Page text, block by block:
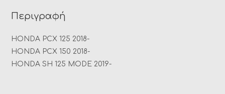
Περιγραφή
HONDA PCX 125 2018-
HONDA PCX 150 2018-
HONDA SH 125 MODE 2019-